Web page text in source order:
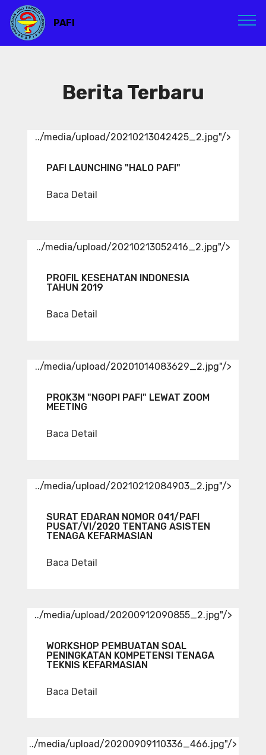
PAFI
Berita Terbaru
../media/upload/20210213042425_2.jpg"/>
PAFI LAUNCHING "HALO PAFI"
Baca Detail
../media/upload/20210213052416_2.jpg"/>
PROFIL KESEHATAN INDONESIA
TAHUN 2019
Baca Detail
../media/upload/20201014083629_2.jpg"/>
PROK3M "NGOPI PAFI" LEWAT ZOOM
MEETING
Baca Detail
../media/upload/20210212084903_2.jpg"/>
SURAT EDARAN NOMOR 041/PAFI
PUSAT/VI/2020 TENTANG ASISTEN
TENAGA KEFARMASIAN
Baca Detail
../media/upload/20200912090855_2.jpg"/>
WORKSHOP PEMBUATAN SOAL
PENINGKATAN KOMPETENSI TENAGA
TEKNIS KEFARMASIAN
Baca Detail
../media/upload/20200909110336_466.jpg"/>